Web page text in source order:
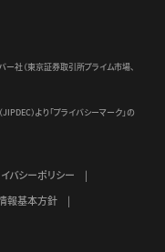
ー社（東京証券取引所プライム市場、
）より 「プライバシーマーク」の
バシーポリシー
報基本方針